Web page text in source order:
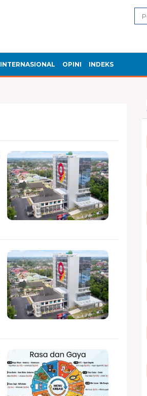
INTERNASIONAL OPINI INDEKS